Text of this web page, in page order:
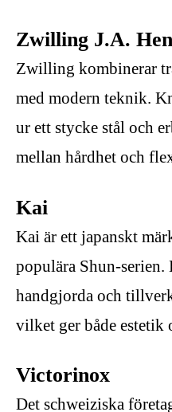
Zwilling J.A.
Zwilling kombinerar
med modern teknik.
ur ett stycke stål och
mellan hårdhet och
Kai
Kai är ett japanskt
populära Shun-serien.
handgjorda och
vilket ger både estetik
Victorinox
Det schweiziska